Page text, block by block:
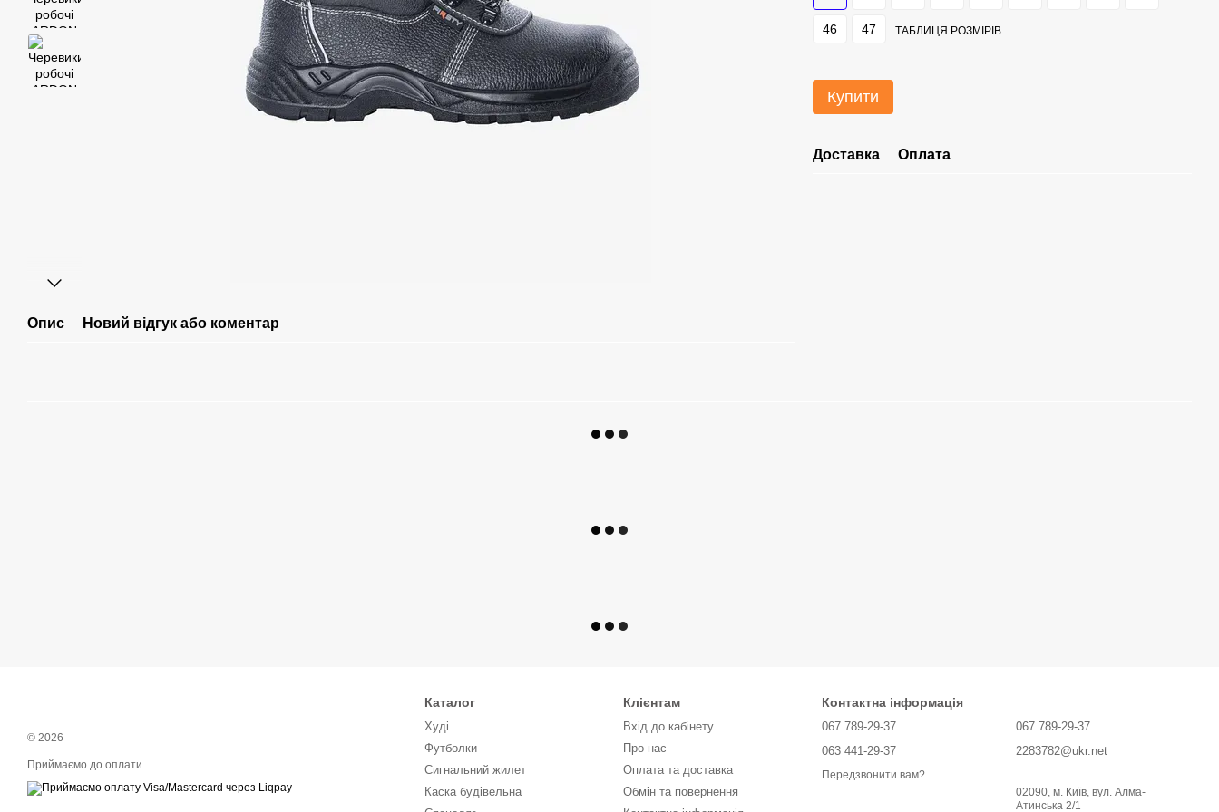
Опис Новий відгук або коментар
46 47 ТАБЛИЦЯ РОЗМІРІВ
Купити
Доставка Оплата
© 2026
Приймаємо до оплати
Каталог
Худі
Футболки
Сигнальний жилет
Каска будівельна
Клієнтам
Вхід до кабінету
Про нас
Оплата та доставка
Обмін та повернення
Контактна інформація
067 789-29-37
063 441-29-37
Передзвонити вам?
067 789-29-37
2283782@ukr.net
02090, м. Київ, вул. Алма-
Атинська 2/1